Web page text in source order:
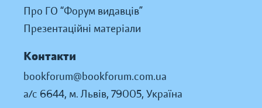
Про ГО “Форум видавців”
Презентаційні матеріали
Контакти
bookforum@bookforum.com.ua
а/с 6644, м. Львів, 79005, Україна